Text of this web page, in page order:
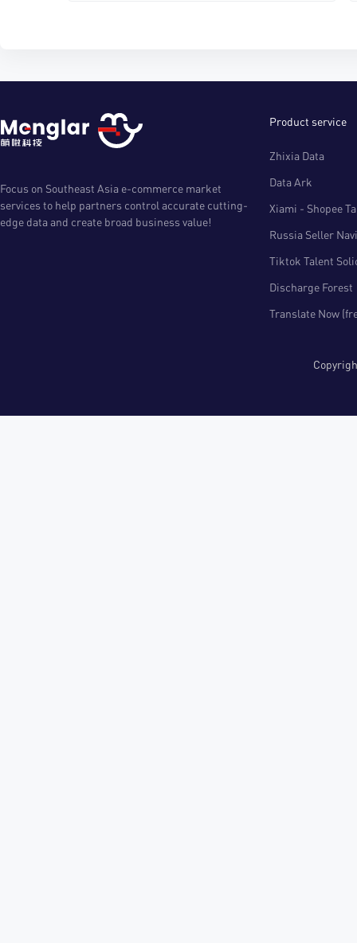
Focus on Southeast Asia e-commerce market
services to help partners control accurate cutting-
edge data and create broad business value!
Product service
Zhixia Data
Data Ark
Xiami - Shopee
Russia Seller
Tiktok Talent
Discharge Forest
Translate Now